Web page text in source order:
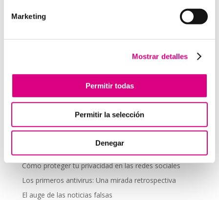
Marketing
Mostrar detalles
Permitir todas
Permitir la selección
Denegar
Cómo crear un Plan de Marketing efectivo
Seguridad
Autenticación de dos factores (2FA): una capa
adicional de seguridad
Vacaciones y ciberseguridad: cómo proteger tus
dispositivos cuando desconectas
Phishing y ataques de ingeniería social: cómo
Cómo proteger tu privacidad en las redes sociales
Los primeros antivirus: Una mirada retrospectiva
El auge de las noticias falsas